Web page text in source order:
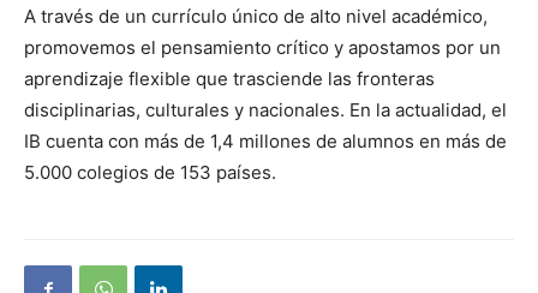
A través de un currículo único de alto nivel académico,
promovemos el pensamiento crítico y apostamos por un
aprendizaje flexible que trasciende las fronteras
disciplinarias, culturales y nacionales. En la actualidad, el
IB cuenta con más de 1,4 millones de alumnos en más de
5.000 colegios de 153 países.